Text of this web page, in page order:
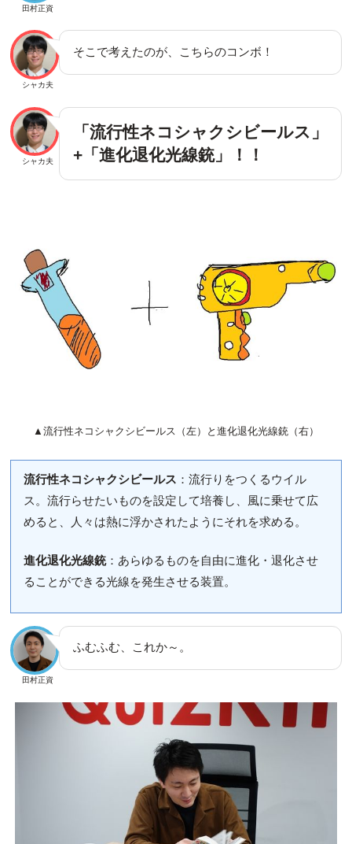
田村正資
シャカ夫
そこで考えたのが、こちらのコンボ！
シャカ夫
「流行性ネコシャクシビールス」
+「進化退化光線銃」！！
▲流行性ネコシャクシビールス（左）と進化退化光線銃（右）
流行性ネコシャクシビールス ：流行りをつくるウイル
ス。流行らせたいものを設定して培養し、風に乗せて広
めると、人々は熱に浮かされたようにそれを求める。
進化退化光線銃：あらゆるものを自由に進化・退化させ
ることができる光線を発生させる装置。
田村正資
ふむふむ、これか～。